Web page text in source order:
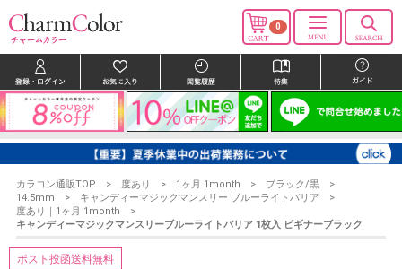
0
カラコン通販TOP 度あり 1ヶ月 1month
ブラック/黒
14.5mm
キャンディーマジックマンスリー ブルーライトバリア
度あり｜1ヶ月 1month
キャンディーマジックマンスリーブルーライトバリア 1枚入 ビギナーブラック
ポスト投函送料無料